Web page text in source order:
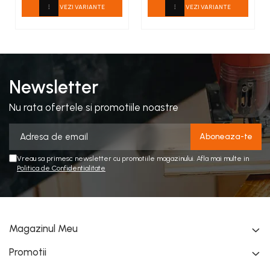
Lungime 5 m Latime
VEZI VARIANTE
x 9 cm
VEZI VARIANTE
Newsletter
Nu rata ofertele si promotiile noastre
Vreau sa primesc newsletter cu promotiile magazinului. Afla mai multe in
Politica de Confidentialitate
Magazinul Meu
Promotii